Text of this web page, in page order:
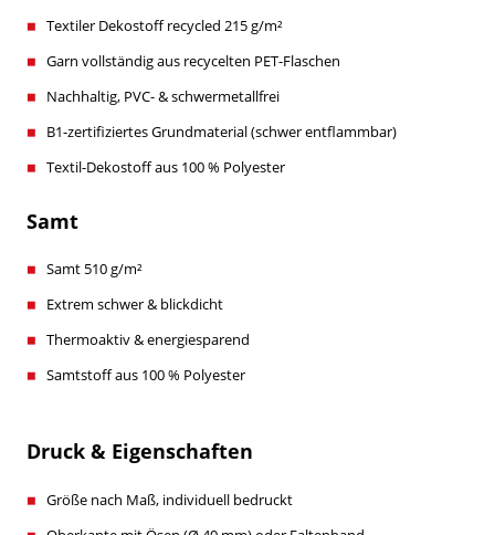
Textiler Dekostoff recycled 215 g/m²
Garn vollständig aus recycelten PET-Flaschen
Nachhaltig, PVC- & schwermetallfrei
B1-zertifiziertes Grundmaterial (schwer entflammbar)
Textil-Dekostoff aus 100 % Polyester
Samt
Samt 510 g/m²
Extrem schwer & blickdicht
Thermoaktiv & energiesparend
Samtstoff aus 100 % Polyester
Druck & Eigenschaften
Größe nach Maß, individuell bedruckt